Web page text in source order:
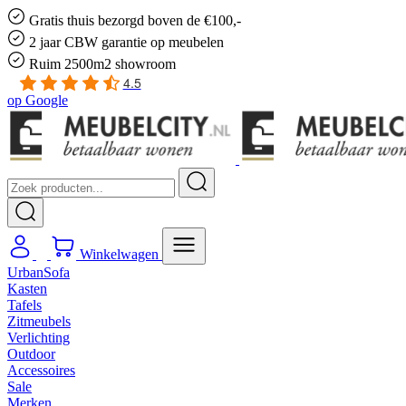
Gratis thuis bezorgd boven de €100,-
2 jaar CBW garantie op meubelen
Ruim 2500m2 showroom
4.5
op Google
Winkelwagen
UrbanSofa
Kasten
Tafels
Zitmeubels
Verlichting
Outdoor
Accessoires
Sale
Merken